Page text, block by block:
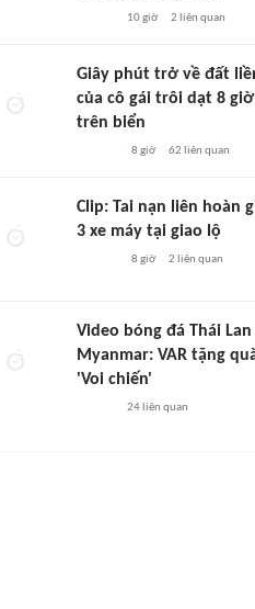
10 giờ 2 liên quan
Giây phút trở về đất
của cô gái trôi dạt 8 giờ
trên biển
8 giờ 62 liên quan
Clip: Tai nạn liên hoàn
3 xe máy tại giao lộ
8 giờ 2 liên quan
Video bóng đá Thái Lan
Myanmar: VAR tặng
'Voi chiến'
24liên quan